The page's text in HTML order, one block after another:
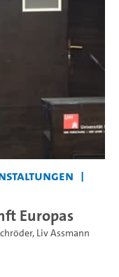
Europas
, Liv Assmann